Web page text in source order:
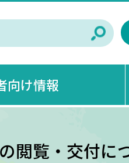
向け情報
閲覧・交付に